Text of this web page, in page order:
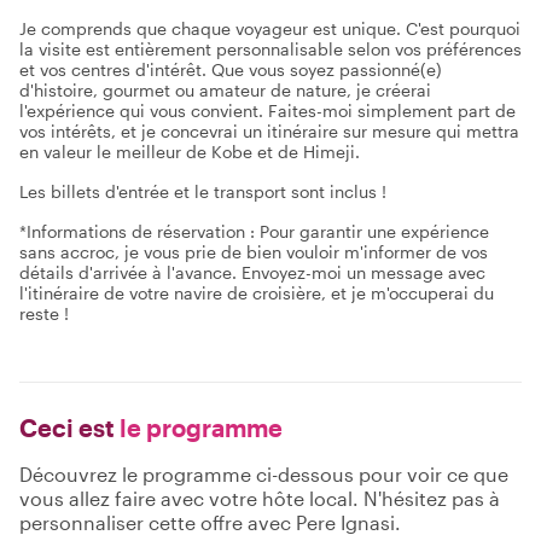
Je comprends que chaque voyageur est unique. C'est pourquoi
la visite est entièrement personnalisable selon vos préférences
et vos centres d'intérêt. Que vous soyez passionné(e)
d'histoire, gourmet ou amateur de nature, je créerai
l'expérience qui vous convient. Faites-moi simplement part de
vos intérêts, et je concevrai un itinéraire sur mesure qui mettra
en valeur le meilleur de Kobe et de Himeji.
Les billets d'entrée et le transport sont inclus !
*Informations de réservation : Pour garantir une expérience
sans accroc, je vous prie de bien vouloir m'informer de vos
détails d'arrivée à l'avance. Envoyez-moi un message avec
l'itinéraire de votre navire de croisière, et je m'occuperai du
reste !
Ceci est le programme
Découvrez le programme ci-dessous pour voir ce que
vous allez faire avec votre hôte local. N'hésitez pas à
personnaliser cette offre avec Pere Ignasi.